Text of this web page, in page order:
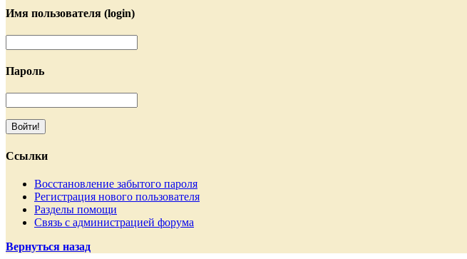
Имя пользователя (login)
Пароль
Ссылки
Восстановление забытого пароля
Регистрация нового пользователя
Разделы помощи
Связь с администрацией форума
Вернуться назад